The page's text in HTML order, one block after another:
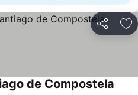
Partilhar
de Compostela